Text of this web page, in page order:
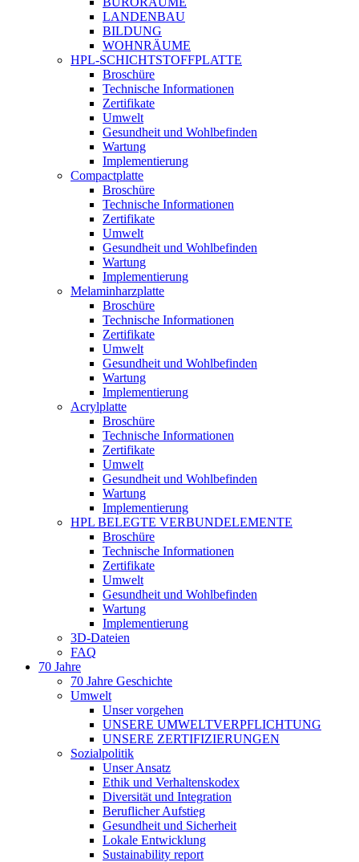
LANDENBAU
BILDUNG
WOHNRÄUME
HPL-SCHICHTSTOFFPLATTE
Broschüre
Technische Informationen
Zertifikate
Umwelt
Gesundheit und Wohlbefinden
Wartung
Implementierung
Compactplatte
Broschüre
Technische Informationen
Zertifikate
Umwelt
Gesundheit und Wohlbefinden
Wartung
Implementierung
Melaminharzplatte
Broschüre
Technische Informationen
Zertifikate
Umwelt
Gesundheit und Wohlbefinden
Wartung
Implementierung
Acrylplatte
Broschüre
Technische Informationen
Zertifikate
Umwelt
Gesundheit und Wohlbefinden
Wartung
Implementierung
HPL BELEGTE VERBUNDELEMENTE
Broschüre
Technische Informationen
Zertifikate
Umwelt
Gesundheit und Wohlbefinden
Wartung
Implementierung
3D-Dateien
FAQ
70 Jahre
70 Jahre Geschichte
Umwelt
Unser vorgehen
UNSERE UMWELTVERPFLICHTUNG
UNSERE ZERTIFIZIERUNGEN
Sozialpolitik
Unser Ansatz
Ethik und Verhaltenskodex
Diversität und Integration
Beruflicher Aufstieg
Gesundheit und Sicherheit
Lokale Entwicklung
Sustainability report